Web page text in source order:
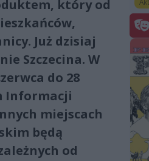
który od
Już dzisiaj
Szczecina. W
do 28
Informacji
miejscach
będą
od